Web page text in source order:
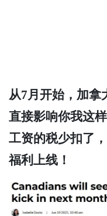
从7月开始，加拿
直接影响你我这
工资的税少扣了
福利上线！